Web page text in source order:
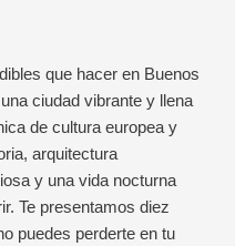
que hacer en Buenos
ciudad vibrante y llena
de cultura europea y
arquitectura
y una vida nocturna
Te presentamos diez
puedes perderte en tu